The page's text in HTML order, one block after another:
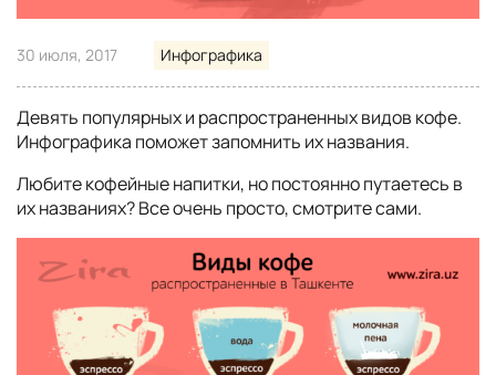
30 июля, 2017 Инфографика
Девять популярных и распространенных видов кофе.
Инфографика поможет запомнить их названия.
Любите кофейные напитки, но постоянно путаетесь в
их названиях? Все очень просто, смотрите сами.